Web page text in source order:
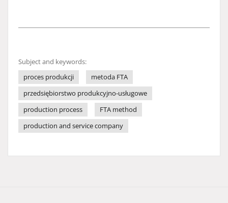
Subject and keywords:
proces produkcji
metoda FTA
przedsiębiorstwo produkcyjno-usługowe
production process
FTA method
production and service company